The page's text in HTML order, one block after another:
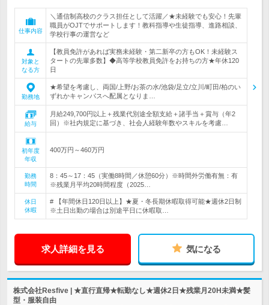
仕事内容
＼通信制高校のクラス担任として活躍／★未経験でも安心！先輩
職員がOJTでサポートします！教科指導や生徒指導、進路相談、
学校行事の運営など
対象と
なる方
【教員免許があれば実務未経験・第二新卒の方もOK！未経験ス
タートの先輩多数】◆高等学校教員免許をお持ちの方★年休120
日
勤務地
★希望を考慮し、両国/上野/お茶の水/池袋/足立/立川/町田/柏のい
ずれかキャンパスへ配属となりま…
給与
月給249,700円以上＋残業代別途全額支給＋諸手当＋賞与（年2
回）※社内規定に基づき、社会人経験年数やスキルを考慮…
初年度
年収
400万円～460万円
勤務
時間
8：45～17：45（実働8時間／休憩60分）※時間外労働有無：有
※残業月平均20時間程度（2025…
休日
休暇
# 【年間休日120日以上】★夏・冬長期休暇取得可能★週休2日制
※土日出勤の場合は別途平日に休暇取…
求人詳細を見る 気になる
株式会社Resfive | ★直行直帰★転勤なし★週休2日★残業月20H未満★髪
型・服装自由